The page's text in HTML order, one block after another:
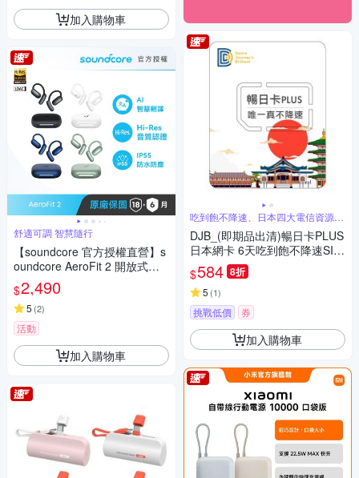
加入購物車
舒適可調 智慧隨行
【soundcore 官方授權直營】s
oundcore AeroFit 2 開放式藍
牙耳機
$2,490
5 (2)
活動
加入購物車
吃到飽不降速、日本四大電信資源共
享
DJB_(即期品出清)暢日卡PLUS
日本網卡 6天吃到飽不降速SIM
卡
$584 8折
5 (1)
挑戰低價 券
加入購物車